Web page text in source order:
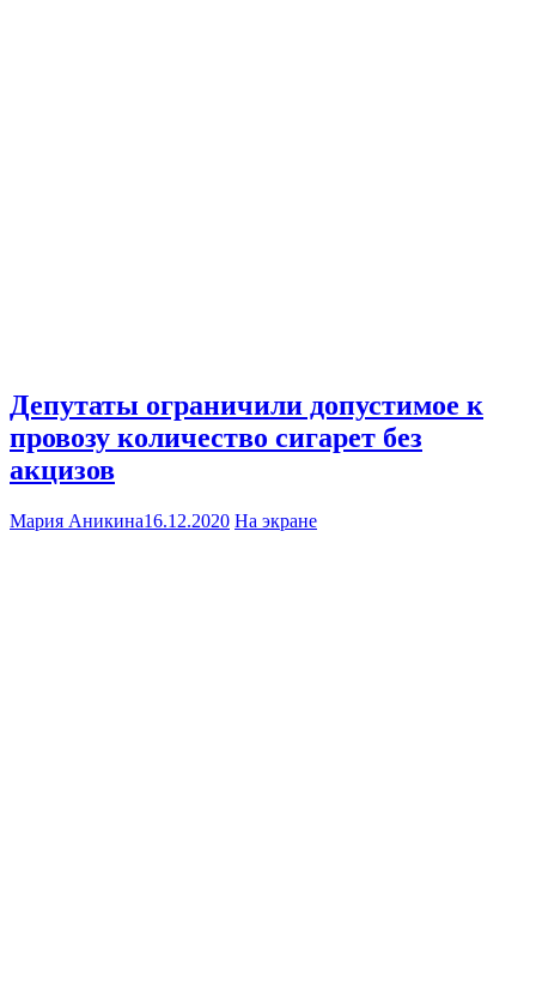
Депутаты ограничили допустимое к
провозу количество сигарет без
акцизов
Мария Аникина16.12.2020 На экране